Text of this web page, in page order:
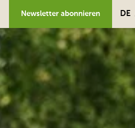
Newsletter abonnieren DE